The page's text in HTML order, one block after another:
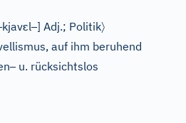
kjavɛl–] Adj.; Politik〉
auf ihm beruhend
–u. rücksichtslos